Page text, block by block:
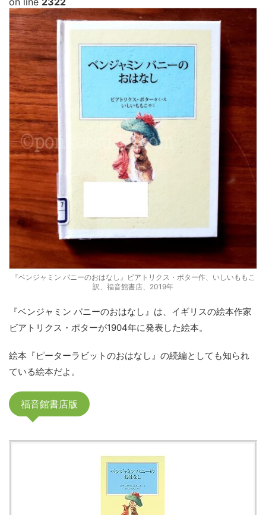
『ベンジャミン バニーのおはなし』ビアトリクス・ポター作、いしいももこ
訳、福音館書店、2019年
『ベンジャミン バニーのおはなし』は、イギリスの絵本作家
ビアトリクス・ポターが1904年に発表した絵本。
絵本『ピーターラビットのおはなし』の続編としても知られ
ている絵本だよ。
福音館書店版